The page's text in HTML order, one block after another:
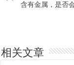
含有金属，是否
相关文章